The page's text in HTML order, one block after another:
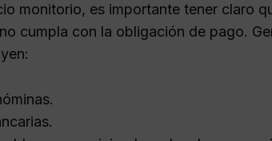
monitorio, es importante tener claro
cumpla con la obligación de pago.